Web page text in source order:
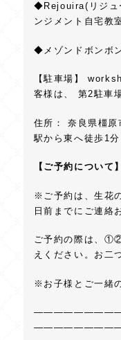
◆Rejouira(リジュ
ンジメント自宅教
◆メゾンドボンボ
【駐車場】
客様は、 第2駐車
住所： 奈良県橿
駅から東へ徒歩1分
【ご予約について】
※ご予約は、生花
日前までにご連絡
ご予約の際は、
えください。お二
※お子様とご一緒